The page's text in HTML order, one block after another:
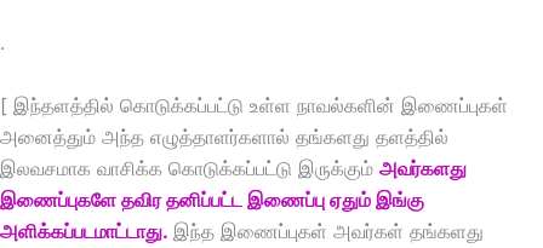
.
[ இந்தளத்தில் கொடுக்கப்பட்டு உள்ள நாவல்களின் இணைப்புகள்
அனைத்தும் அந்த எழுத்தாளர்களால் தங்களது தளத்தில்
இலவசமாக வாசிக்க கொடுக்கப்பட்டு இருக்கும் அவர்களது
இணைப்புகளே தவிர தனிப்பட்ட இணைப்பு ஏதும் இங்கு
அளிக்கப்படமாட்டாது. இந்த இணைப்புகள் அவர்கள் தங்களது